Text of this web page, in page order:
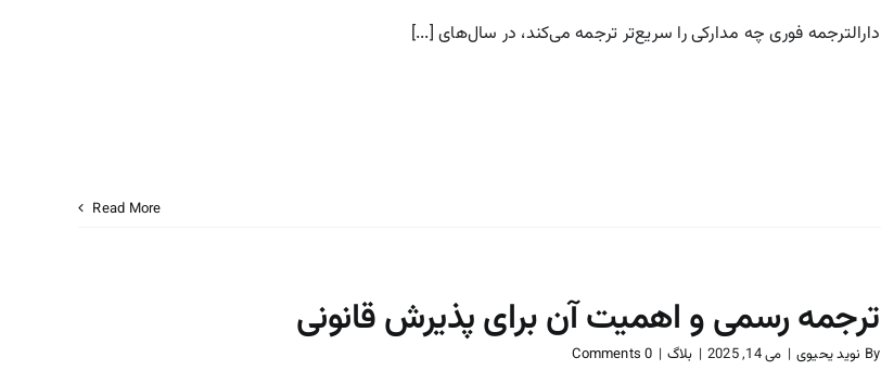
دارالترجمه فوری چه مدارکی را
دارالترجمه فوری چه مدارکی را سریع‌تر ترجمه می‌کند، در سال‌های [...]
Read More
ترجمه رسمی و اهمیت آن برای پذیرش قانونی
By نوید یحیوی | می 14, 2025 | بلاگ |
0 Comments